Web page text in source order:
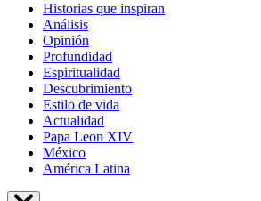
Historias que inspiran
Análisis
Opinión
Profundidad
Espiritualidad
Descubrimiento
Estilo de vida
Actualidad
Papa Leon XIV
México
América Latina